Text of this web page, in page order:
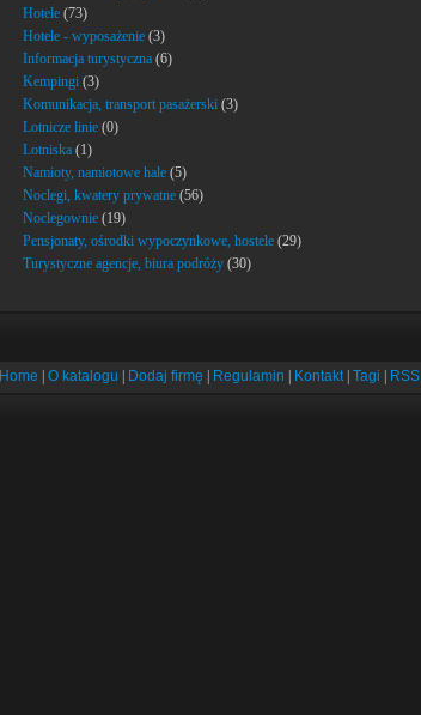
Hotele (73)
Hotele - wyposażenie (3)
Informacja turystyczna (6)
Kempingi (3)
Komunikacja, transport pasażerski (3)
Lotnicze linie (0)
Lotniska (1)
Namioty, namiotowe hale (5)
Noclegi, kwatery prywatne (56)
Noclegownie (19)
Pensjonaty, ośrodki wypoczynkowe, hostele (29)
Turystyczne agencje, biura podróży (30)
Home O katalogu Dodaj firmę Regulamin Kontakt| Tagi RSS